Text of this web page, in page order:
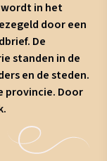
wordt in het
door een
De
standen in de
en de steden.
provincie. Door